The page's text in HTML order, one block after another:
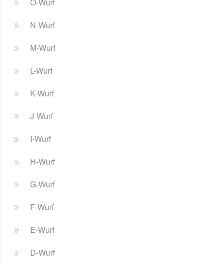
N-Wurf
M-Wurf
L-Wurf
K-Wurf
J-Wurf
I-Wurf
H-Wurf
G-Wurf
F-Wurf
E-Wurf
D-Wurf